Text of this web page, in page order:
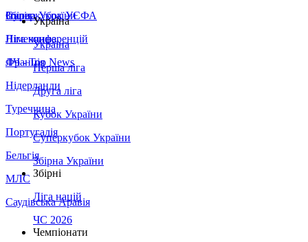
Збірна України
Італія
Німеччина
Франція
Нідерланди
Туреччина
Португалія
Бельгія
МЛС
Саудівська Аравія
Суперкубок УЄФА
Ліга конференцій
ЛЧ - Top News
Україна
Україна
Перша ліга
Друга ліга
Кубок України
Суперкубок України
Збірна України
Збірні
Ліга націй
ЧС 2026
Чемпіонати